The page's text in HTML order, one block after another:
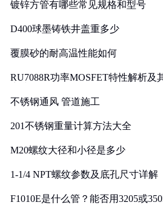
镀锌方管有哪些常见规格和型号
D400球墨铸铁井盖重多少
覆膜砂的耐高温性能如何
RU7088R功率MOSFET特性解析及
不锈钢通风 管道施工
201不锈钢重量计算方法大全
M20螺纹大径和小径是多少
1-1/4 NPT螺纹参数及底孔尺寸详解
F1010E是什么管？能否用3205或